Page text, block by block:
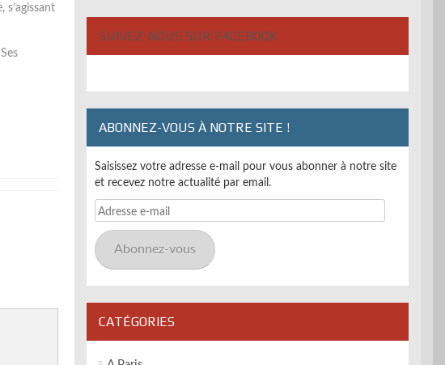
s’agissant
SUIVEZ-NOUS SUR FACEBOOK
ABONNEZ-VOUS À NOTRE SITE !
Saisissez votre adresse e-mail pour vous abonner à notre site
et recevez notre actualité par email.
Adresse
e-
mail
Abonnez-vous
CATÉGORIES